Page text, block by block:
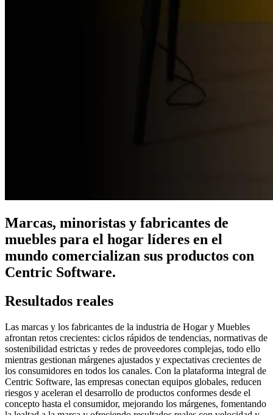
Marcas, minoristas y fabricantes de
muebles para el hogar líderes en el
mundo comercializan sus productos con
Centric Software.
Resultados reales
Las marcas y los fabricantes de la industria de Hogar y Muebles
afrontan retos crecientes: ciclos rápidos de tendencias, normativas de
sostenibilidad estrictas y redes de proveedores complejas, todo ello
mientras gestionan márgenes ajustados y expectativas crecientes de
los consumidores en todos los canales. Con la plataforma integral de
Centric Software, las empresas conectan equipos globales, reducen
riesgos y aceleran el desarrollo de productos conformes desde el
concepto hasta el consumidor, mejorando los márgenes, fomentando